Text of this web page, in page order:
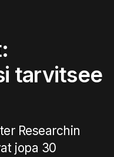
tarvitsee
Researchin
jopa 30